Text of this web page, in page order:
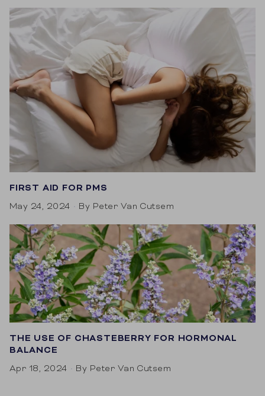
FIRST AID FOR PMS
May 24, 2024
By Peter Van Cutsem
THE USE OF CHASTEBERRY FOR HORMONAL
BALANCE
Apr 18, 2024
By Peter Van Cutsem